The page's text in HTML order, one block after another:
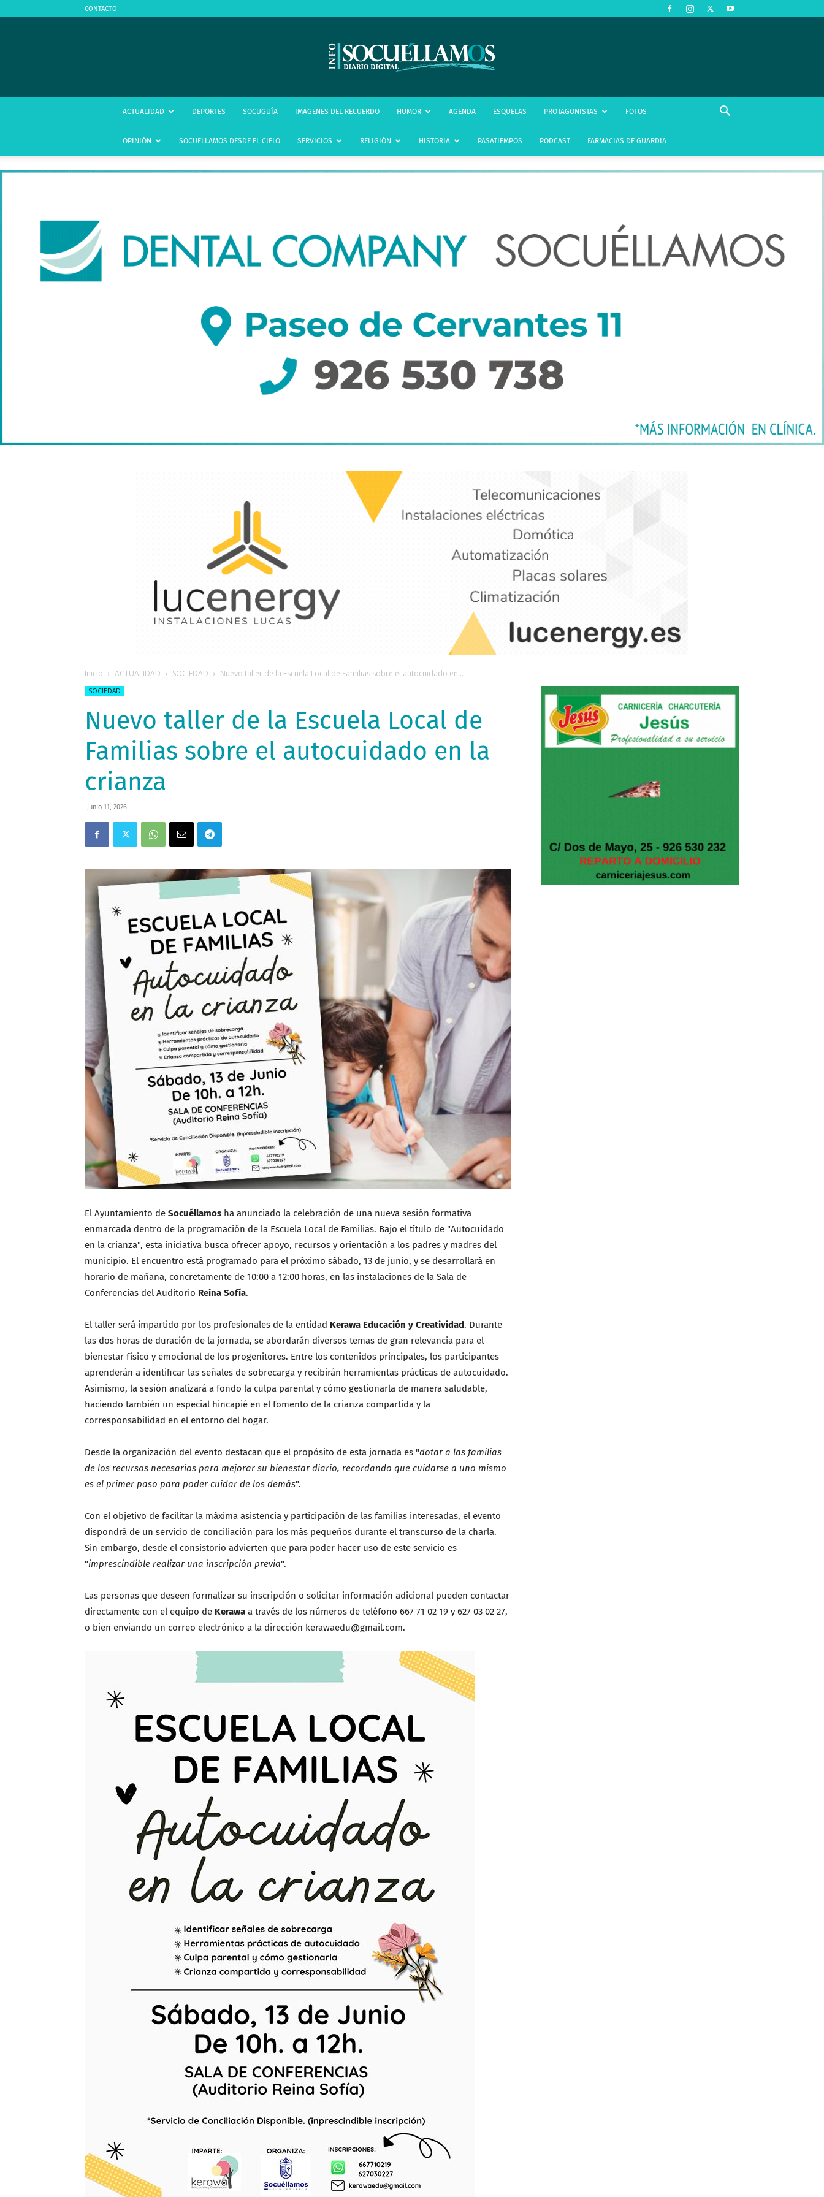
CONTACTO
infoSocuéllamos
ACTUALIDAD DEPORTES SOCUGUÍA IMAGENES DEL RECUERDO HUMOR AGENDA ESQUELAS PROTAGONISTAS FOTOS
OPINIÓN SOCUELLAMOS DESDE EL CIELO SERVICIOS RELIGIÓN HISTORIA PASATIEMPOS PODCAST FARMACIAS DE GUARDIA
Inicio ACTUALIDAD SOCIEDAD Nuevo taller de la Escuela Local de Familias sobre el autocuidado en...
SOCIEDAD
Nuevo taller de la Escuela Local de
Familias sobre el autocuidado en la
crianza
junio 11, 2026
El Ayuntamiento de Socuéllamos ha anunciado la celebración de una nueva sesión formativa
enmarcada dentro de la programación de la Escuela Local de Familias. Bajo el título de "Autocuidado
en la crianza", esta iniciativa busca ofrecer apoyo, recursos y orientación a los padres y madres del
municipio. El encuentro está programado para el próximo sábado, 13 de junio, y se desarrollará en
horario de mañana, concretamente de 10:00 a 12:00 horas, en las instalaciones de la Sala de
Conferencias del Auditorio Reina Sofía.
El taller será impartido por los profesionales de la entidad Kerawa Educación y Creatividad. Durante
las dos horas de duración de la jornada, se abordarán diversos temas de gran relevancia para el
bienestar físico y emocional de los progenitores. Entre los contenidos principales, los participantes
aprenderán a identificar las señales de sobrecarga y recibirán herramientas prácticas de autocuidado.
Asimismo, la sesión analizará a fondo la culpa parental y cómo gestionarla de manera saludable,
haciendo también un especial hincapié en el fomento de la crianza compartida y la
corresponsabilidad en el entorno del hogar.
Desde la organización del evento destacan que el propósito de esta jornada es "dotar a las familias
de los recursos necesarios para mejorar su bienestar diario, recordando que cuidarse a uno mismo
es el primer paso para poder cuidar de los demás".
Con el objetivo de facilitar la máxima asistencia y participación de las familias interesadas, el evento
dispondrá de un servicio de conciliación para los más pequeños durante el transcurso de la charla.
Sin embargo, desde el consistorio advierten que para poder hacer uso de este servicio es
"imprescindible realizar una inscripción previa".
Las personas que deseen formalizar su inscripción o solicitar información adicional pueden contactar
directamente con el equipo de Kerawa a través de los números de teléfono 667 71 02 19 y 627 03 02 27,
o bien enviando un correo electrónico a la dirección kerawaedu@gmail.com.